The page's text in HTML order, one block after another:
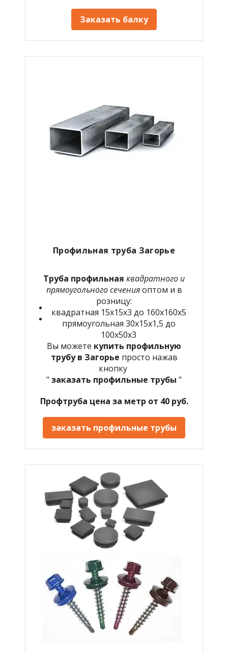
Заказать балку
Профильная труба Загорье
Труба профильная квадратного и
прямоугольного сеченияоптом и в
розницу:
квадратная 15х15х3 до 160х160х5
прямоугольная 30х15х1,5 до
100х50х3
Вы можете купить профильную
трубу в Загорье просто нажав
кнопку
" заказать профильные трубы "
Профтруба цена за метр от 40 руб.
заказать профильные трубы